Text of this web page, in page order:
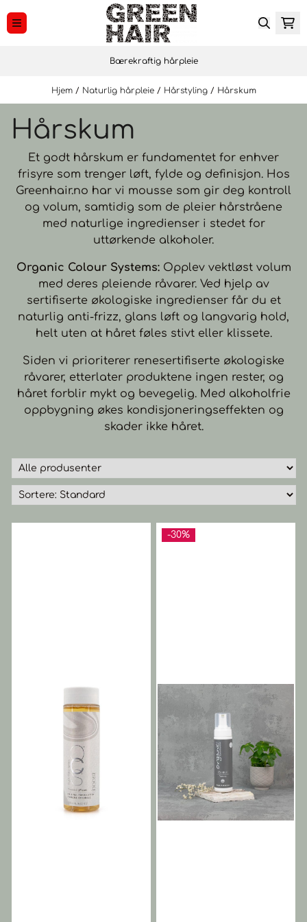
Hopp til innhold
Bærekraftig hårpleie
Hjem / Naturlig hårpleie / Hårstyling / Hårskum
Hårskum
Et godt hårskum er fundamentet for enhver
frisyre som trenger løft, fylde og definisjon. Hos
Greenhair.no har vi mousse som gir deg kontroll
og volum, samtidig som de pleier hårstråene
med naturlige ingredienser i stedet for
uttørkende alkoholer.
Organic Colour Systems:Opplev vektløst volum
med deres pleiende råvarer. Ved hjelp av
sertifiserte økologiske ingredienser får du et
naturlig anti-frizz, glans løft og langvarig hold,
helt uten at håret føles stivt eller klissete.
Siden vi prioriterer renesertifiserte økologiske
råvarer, etterlater produktene ingen rester, og
håret forblir mykt og bevegelig. Med alkoholfrie
oppbygning økes kondisjoneringseffekten og
skader ikke håret.
-30%